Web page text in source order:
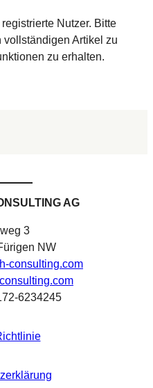
Nutzer. Bitte
vollständigen Artikel zu
zu erhalten.
AG
3
NW
consulting.com
6234245